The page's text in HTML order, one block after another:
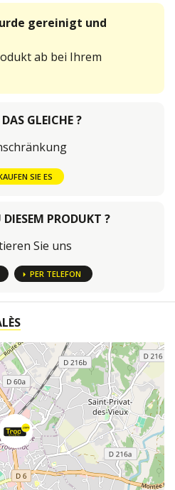
gereinigt und
ab bei Ihrem
GLEICHE ?
SIE ES
DIESEM PRODUKT ?
Sie uns
PER TELEFON